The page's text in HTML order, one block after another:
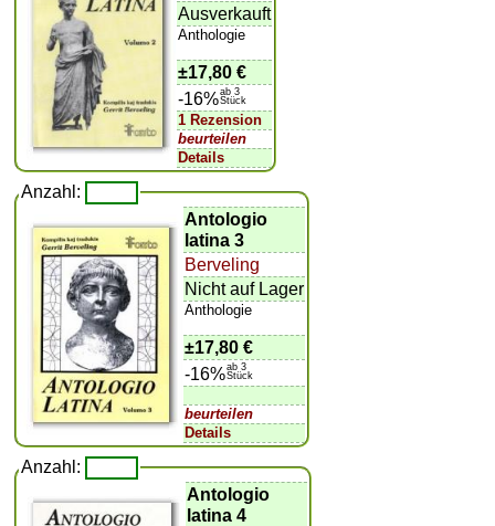
Ausverkauft
Anthologie
±17,80 €
-16%ab 3
Stück
1 Rezension
beurteilen
Details
Anzahl:
Antologio
latina 3
Berveling
Nicht auf Lager
Anthologie
±17,80 €
-16%ab 3
Stück
beurteilen
Details
Anzahl:
Antologio
latina 4